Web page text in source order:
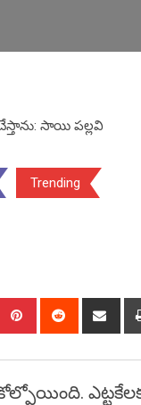
Trending
Tumblr Pinterest Reddit